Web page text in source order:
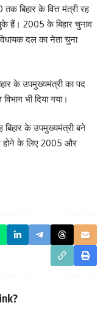
बिहार के वित्त मंत्री रह
हैं। 2005 के बिहार चुनाव
दल का नेता चुना
के उपमुख्यमंत्री का पद
भी दिया गया।
बिहार के उपमुख्यमंत्री बने
होने के लिए 2005 और